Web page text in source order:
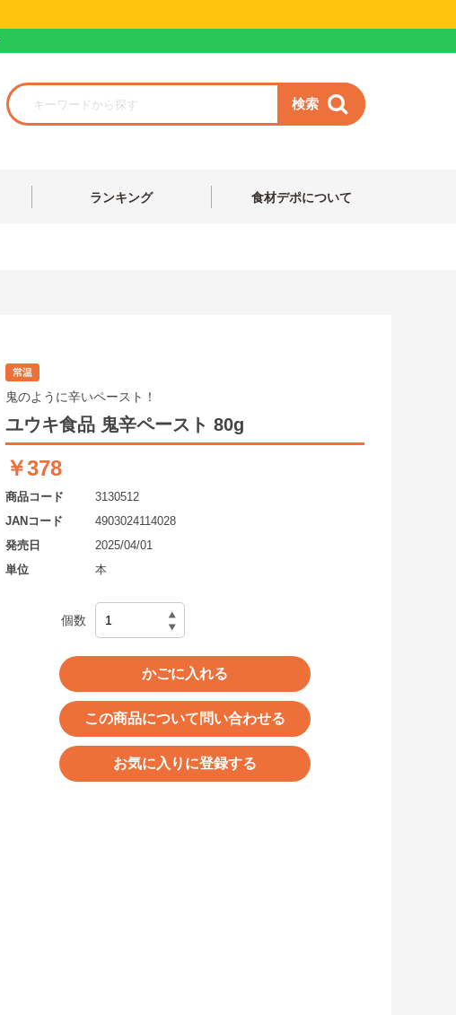
検索
ランキング 食材デポについて
鬼のように辛いペースト！
ユウキ食品 鬼辛ペースト 80g
￥378
商品コード
3130512
JANコード
4903024114028
発売日
2025/04/01
単位
本
個数
かごに入れる
この商品について問い合わせる
お気に入りに登録する